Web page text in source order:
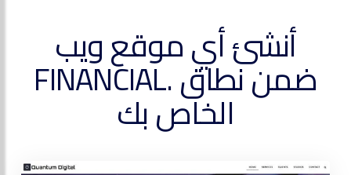
أنشئ أي موقع ويب
ضمن نطاق .FINANCIAL
الخاص بك